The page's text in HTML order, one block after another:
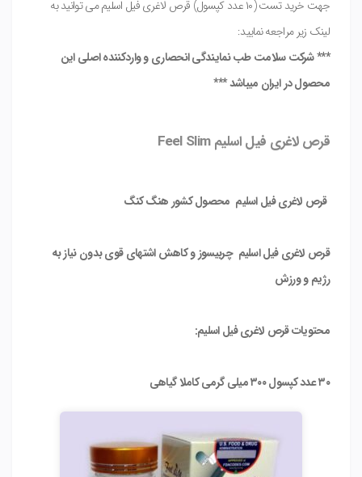
جهت خرید تست (۱۰ عدد کپسول) قرص لاغری فیل اسلیم می توانید به
لینک زیر مراجعه نمایید:
*** شرکت سلامت طب نمایندگی انحصاری و واردکننده اصلی این
محصول در ایران میباشد ***
قرص لاغری فیل اسلیم Feel Slim
قرص لاغری فیل اسلیم محصول کشور هنگ کنگ
قرص لاغری فیل اسلیم چربیسوز و کاهش اشتهای قوی بدون نیاز به
رژیم و ورزش
محتویات قرص لاغری فیل اسلیم:
۳۰ عدد کپسول ۳۰۰ میلی گرمی کاملا گیاهی